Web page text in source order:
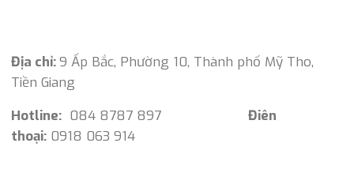
Địa chỉ:9 Ấp Bắc, Phường 10, Thành phố Mỹ Tho,
Tiền Giang
Hotline: 084 8787 897 Điên
thoại: 0918 063 914